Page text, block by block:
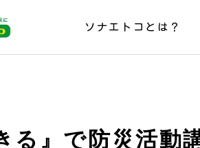
ソナエトコとは？
る』で防災活